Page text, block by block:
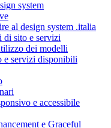
system
al design system .italia
di sito e servizi
dei modelli
e servizi disponibili
e accessibile
e Graceful